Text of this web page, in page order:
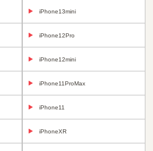
iPhone13mini
iPhone12Pro
iPhone12mini
iPhone11ProMax
iPhone11
iPhoneXR